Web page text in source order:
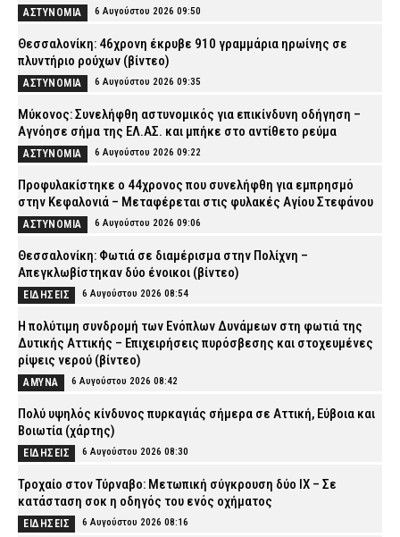
ΑΣΤΥΝΟΜΙΑ 6 Αυγούστου 2026 09:50
Θεσσαλονίκη: 46χρονη έκρυβε 910 γραμμάρια ηρωίνης σε
πλυντήριο ρούχων (βίντεο)
ΑΣΤΥΝΟΜΙΑ 6 Αυγούστου 2026 09:35
Μύκονος: Συνελήφθη αστυνομικός για επικίνδυνη οδήγηση –
Αγνόησε σήμα της ΕΛ.ΑΣ. και μπήκε στο αντίθετο ρεύμα
ΑΣΤΥΝΟΜΙΑ 6 Αυγούστου 2026 09:22
Προφυλακίστηκε ο 44χρονος που συνελήφθη για εμπρησμό
στην Κεφαλονιά – Μεταφέρεται στις φυλακές Αγίου Στεφάνου
ΑΣΤΥΝΟΜΙΑ 6 Αυγούστου 2026 09:06
Θεσσαλονίκη: Φωτιά σε διαμέρισμα στην Πολίχνη –
Απεγκλωβίστηκαν δύο ένοικοι (βίντεο)
ΕΙΔΗΣΕΙΣ 6 Αυγούστου 2026 08:54
H πολύτιμη συνδρομή των Ενόπλων Δυνάμεων στη φωτιά της
Δυτικής Αττικής – Επιχειρήσεις πυρόσβεσης και στοχευμένες
ρίψεις νερού (βίντεο)
ΑΜΥΝΑ 6 Αυγούστου 2026 08:42
Πολύ υψηλός κίνδυνος πυρκαγιάς σήμερα σε Αττική, Εύβοια και
Βοιωτία (χάρτης)
ΕΙΔΗΣΕΙΣ 6 Αυγούστου 2026 08:30
Τροχαίο στον Τύρναβο: Μετωπική σύγκρουση δύο ΙΧ – Σε
κατάσταση σοκ η οδηγός του ενός οχήματος
ΕΙΔΗΣΕΙΣ 6 Αυγούστου 2026 08:16